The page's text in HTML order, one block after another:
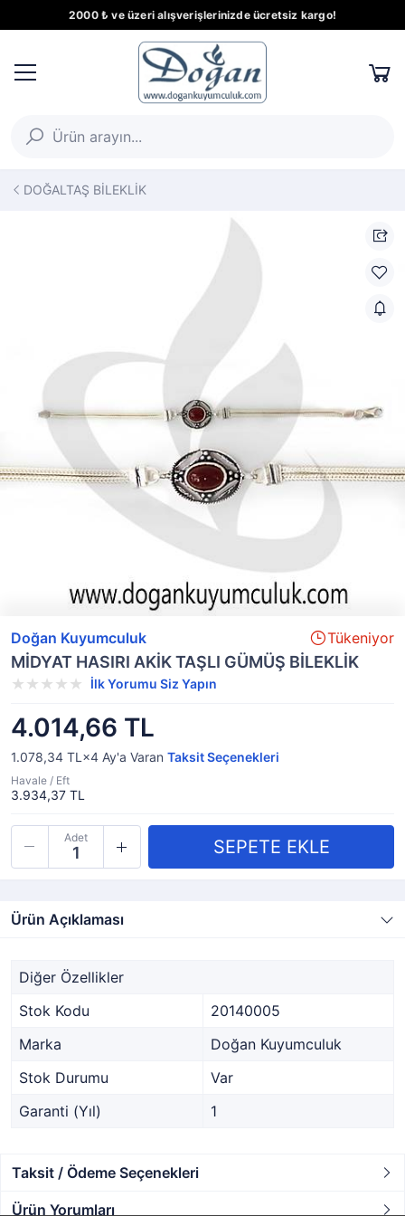
2000 ₺ ve üzeri alışverişlerinizde ücretsiz kargo!
DOĞALTAŞ BİLEKLİK
Doğan Kuyumculuk Tükeniyor
MİDYAT HASIRI AKİK TAŞLI GÜMÜŞ BİLEKLİK
İlk Yorumu Siz Yapın
4.014,66 TL
1.078,34 TL×4 Ay'a Varan Taksit Seçenekleri
Havale / Eft
3.934,37 TL
Adet
Ürün Açıklaması
Diğer Özellikler
Stok Kodu
20140005
Marka
Doğan Kuyumculuk
Stok Durumu
Var
Garanti (Yıl)
1
Taksit / Ödeme Seçenekleri
Ürün Yorumları